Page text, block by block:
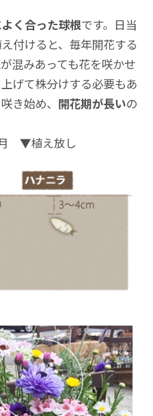
く合った球根です。日当
付けると、毎年開花する
混みあっても花を咲かせ
げて株分けする必要もあ
き始め、 開花期が長いの
▼植え放し